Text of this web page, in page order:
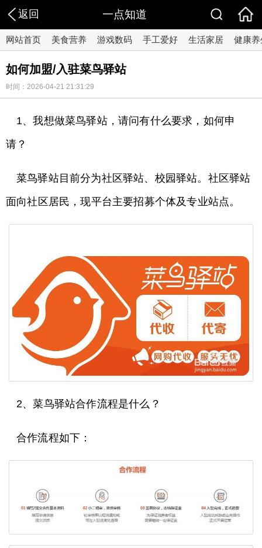
返回 一点知道
网站首页 美食营养 游戏数码 手工爱好 生活家居 健康养
如何加盟/入驻菜鸟驿站
时间：2026-04-21 21:31:29
1、我想做菜鸟驿站，请问有什么要求，如何申
请？
菜鸟驿站目前分为社区驿站、校园驿站。社区驿站
面向社区居民，现平台主要招募个体及专业站点。
2、菜鸟驿站合作流程是什么？
合作流程如下：